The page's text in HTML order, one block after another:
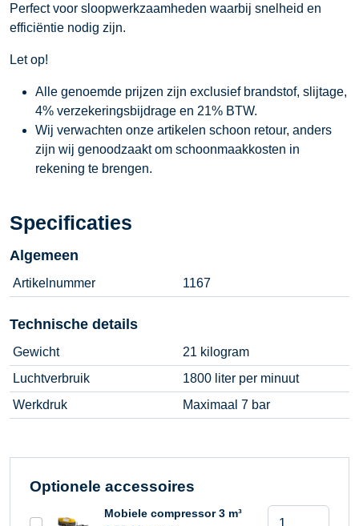
Perfect voor sloopwerkzaamheden waarbij snelheid en
efficiëntie nodig zijn.
Let op!
Alle genoemde prijzen zijn exclusief brandstof, slijtage,
4% verzekeringsbijdrage en 21% BTW.
Wij verwachten onze artikelen schoon retour, anders
zijn wij genoodzaakt om schoonmaakkosten in
rekening te brengen.
Specificaties
Algemeen
Artikelnummer 1167
Technische details
Gewicht
21 kilogram
Luchtverbruik
1800 liter per minuut
Werkdruk
Maximaal 7 bar
Optionele accessoires
Mobiele compressor 3 m³